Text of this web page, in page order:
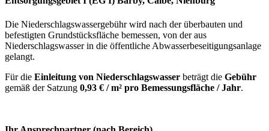
Die Niederschlagswassergebühr wird nach der überbauten und
befestigten Grundstücksfläche bemessen, von der aus
Niederschlagswasser in die öffentliche Abwasserbeseitigungsanlage
gelangt.
Für die Einleitung von Niederschlagswasser beträgt die Gebühr
gemäß der Satzung 0,93 € / m² pro Bemessungsfläche / Jahr.